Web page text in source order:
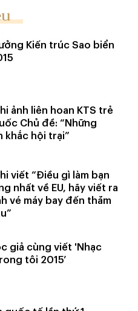
Kiến trúc Sao biển
ảnh liên hoan KTS trẻ
Chủ đề: “Những
khắc hội trại”
viết “Điều gì làm bạn
nhất về EU, hãy viết ra
vé máy bay đến thăm
giả cùng viết 'Nhạc
tôi 2015’